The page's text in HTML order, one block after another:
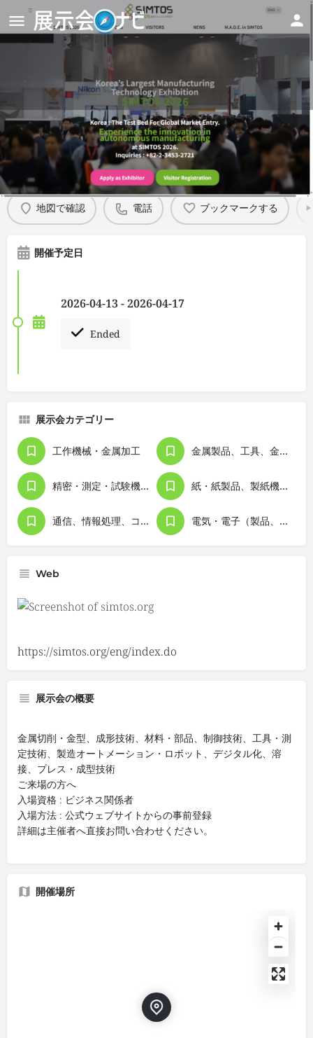
SIMTOS 2026
Details
地図で確認 電話 ブックマークする
開催予定日
2026-04-13 - 2026-04-17
Ended
展示会カテゴリー
工作機械・金属加工 金属製品、工具、金型
精密・測定・試験機器 紙・紙製品、製紙機械、印刷・出版
通信、情報処理、コンピュータ 電気・電子（製品、機器）
Web
https://simtos.org/eng/index.do
展示会の概要
金属切削・金型、成形技術、材料・部品、制御技術、工具・測
定技術、製造オートメーション・ロボット、デジタル化、溶
接、プレス・成型技術
ご来場の方へ
入場資格 : ビジネス関係者
入場方法 : 公式ウェブサイトからの事前登録
詳細は主催者へ直接お問い合わせください。
開催場所